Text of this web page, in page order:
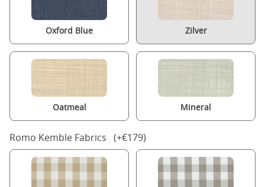
Oxford Blue Zilver
Oatmeal Mineral
Romo Kemble Fabrics (+€179)